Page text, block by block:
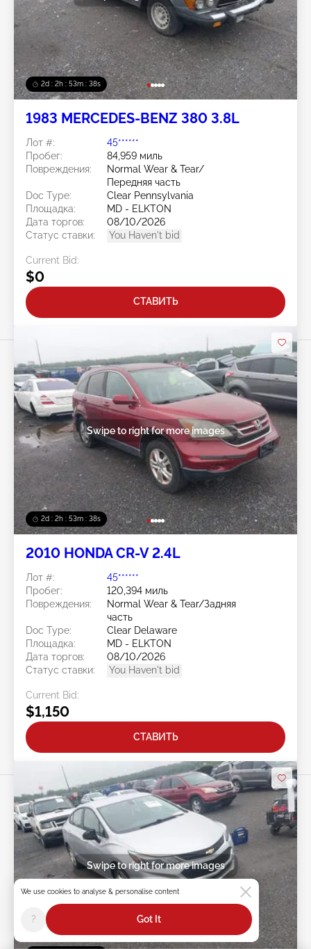
2d : 2h : 53m : 35s
1983 MERCEDES-BENZ 380 3.8L
Лот #:
45******
Пробег:
84,959 миль
Повреждения:
Normal Wear & Tear/
Передняя часть
Doc Type:
Clear Pennsylvania
Площадка:
MD - ELKTON
Дата торгов:
08/10/2026
Статус ставки:
You Haven't bid
Current Bid:
$0
СТАВИТЬ
2d : 2h : 53m : 35s
Swipe to right for more images
2010 HONDA CR-V 2.4L
Лот #:
45******
Пробег:
120,394 миль
Повреждения:
Normal Wear & Tear/Задняя
часть
Doc Type:
Clear Delaware
Площадка:
MD - ELKTON
Дата торгов:
08/10/2026
Статус ставки:
You Haven't bid
Current Bid:
$1,150
СТАВИТЬ
Swipe to right for more images
We use cookies to analyse & personalise content
? Got It